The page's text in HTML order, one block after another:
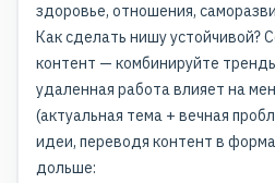
здоровье, отношения,
Как сделать нишу устойчивой?
контент — комбинируйте
удаленная работа влияет на
(актуальная тема + вечная
идеи, переводя контент в
дольше: